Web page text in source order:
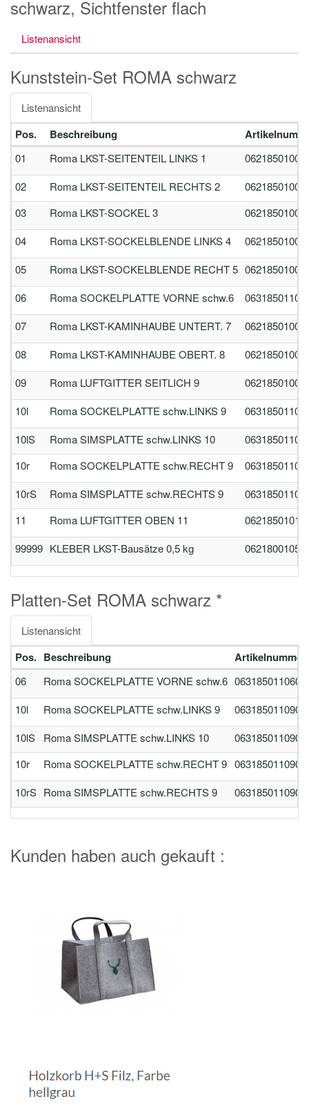
schwarz, Sichtfenster flach
Listenansicht
Kunststein-Set ROMA schwarz
Listenansicht
Pos. Beschreibung
01 Roma LKST-SEITENTEIL LINKS 1
02
Roma LKST-SEITENTEIL RECHTS 2
03
Roma LKST-SOCKEL 3
04
Roma LKST-SOCKELBLENDE LINKS 4
05
Roma LKST-SOCKELBLENDE RECHT 5
06
Roma SOCKELPLATTE VORNE schw.6
07
Roma LKST-KAMINHAUBE UNTERT. 7
08
Roma LKST-KAMINHAUBE OBERT. 8
09
Roma LUFTGITTER SEITLICH 9
10l
Roma SOCKELPLATTE schw.LINKS 9
10lS
Roma SIMSPLATTE schw.LINKS 10
10r
Roma SOCKELPLATTE schw.RECHT 9
10rS
Roma SIMSPLATTE schw.RECHTS 9
11
Roma LUFTGITTER OBEN 11
99999 KLEBER LKST-Bausätze 0,5 kg
Platten-Set ROMA schwarz *
Listenansicht
Pos. Beschreibung Artikelnummer
06 Roma SOCKELPLATTE VORNE schw.6 0631850110600
10l
Roma SOCKELPLATTE schw.LINKS 9
0631850110900
10lS
Roma SIMSPLATTE schw.LINKS 10
0631850110902
10r
Roma SOCKELPLATTE schw.RECHT 9 0631850110901
10rS Roma SIMSPLATTE schw.RECHTS 9 0631850110903
Kunden haben auch gekauft :